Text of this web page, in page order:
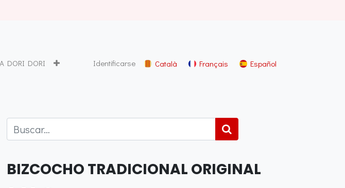
DORI DORI Identificarse Català Français Español
BIZCOCHO TRADICIONAL ORIGINAL